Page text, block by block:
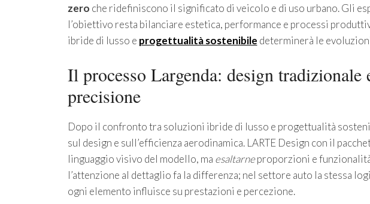
zero che ridefiniscono il significato di veicolo e di uso urbano. Gli
l’obiettivo resta bilanciare estetica, performance e processi
ibride di lusso e progettualità sostenibile determinerà le
Il processo Largenda: design tradizionale
precisione
Dopo il confronto tra soluzioni ibride di lusso e progettualità
sul design e sull’efficienza aerodinamica. LARTE Design con il
linguaggio visivo del modello, ma esaltarneproporzioni e
l’attenzione al dettaglio fa la differenza; nel settore auto la stessa
ogni elemento influisce su prestazioni e percezione.